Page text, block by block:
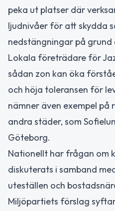
peka ut platser där
ljudnivåer för att skydda
nedstängningar på grund
Lokala företrädare för
sådan zon kan öka
och höja toleransen för
nämner även exempel på
andra städer, som
Göteborg.
Nationellt har frågan om
diskuterats i samband
uteställen och
Miljöpartiets förslag